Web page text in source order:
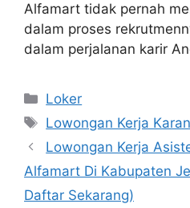
Alfamart tidak pernah
dalam proses
dalam perjalanan karir
Kategori
Loker
Tag
Lowongan Kerja
Lowongan Kerja
Alfamart Di Kabupaten
Daftar Sekarang)